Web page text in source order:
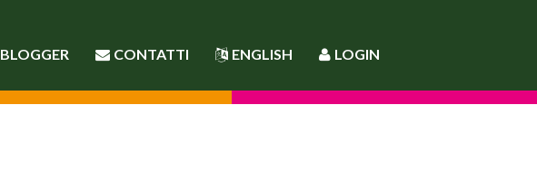
BLOGGER CONTATTI ENGLISH LOGIN